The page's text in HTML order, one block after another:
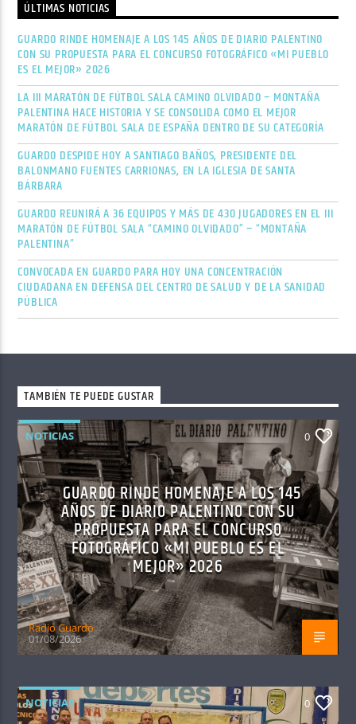
ÚLTIMAS NOTICIAS
GUARDO RINDE HOMENAJE A LOS 145 AÑOS DE DIARIO PALENTINO
CON SU PROPUESTA PARA EL CONCURSO FOTOGRÁFICO «MI PUEBLO
ES EL MEJOR» 2026
LA III MARATÓN DE FÚTBOL SALA CAMINO OLVIDADO – MONTAÑA
PALENTINA HACE HISTORIA Y SE CONSOLIDA COMO EL MEJOR
MARATÓN DE FÚTBOL SALA DE ESPAÑA DENTRO DE SU CATEGORÍA
GUARDO DESPIDE HOY A SANTIAGO BAÑOS, PRESIDENTE DEL
BALONMANO FUENTES CARRIONAS, EN LA IGLESIA DE SANTA
BÁRBARA
GUARDO REUNIRÁ A 36 EQUIPOS Y MÁS DE 430 JUGADORES EN EL III
MARATÓN DE FÚTBOL SALA “CAMINO OLVIDADO” – “MONTAÑA
PALENTINA”
CONVOCADA EN GUARDO PARA HOY UNA CONCENTRACIÓN
CIUDADANA EN DEFENSA DEL CENTRO DE SALUD Y DE LA SANIDAD
PÚBLICA
TAMBIÉN TE PUEDE GUSTAR
NOTICIAS 0
GUARDO RINDE HOMENAJE A LOS 145
AÑOS DE DIARIO PALENTINO CON SU
PROPUESTA PARA EL CONCURSO
FOTOGRÁFICO «MI PUEBLO ES EL
MEJOR» 2026
Radio Guardo
01/08/2026
NOTICIAS 0